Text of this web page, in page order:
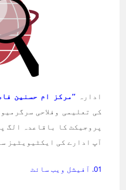
ادارہ’’مرکز ام حسنین
کی تعلیمی وفلاحی
پروجیکٹ کا باقاعدہ الگ
آپ ادارے کی ایکٹیویٹیز
01. آفیشل ویب سائٹ